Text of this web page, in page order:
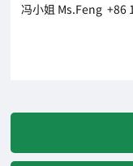
冯小姐 Ms.Feng +86